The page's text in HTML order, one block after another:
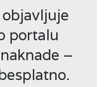
portalu
–